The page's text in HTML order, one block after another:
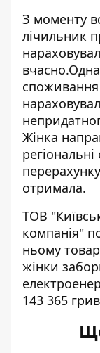
З моменту
лічильник
споживання
Жінка
отримала.
ТОВ
компанія"
ньому
жінки
143 365